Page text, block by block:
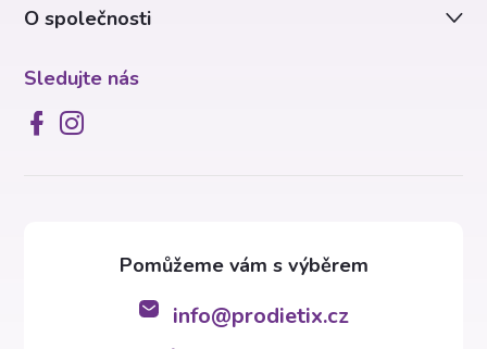
O společnosti
Sledujte nás
info@prodietix.cz